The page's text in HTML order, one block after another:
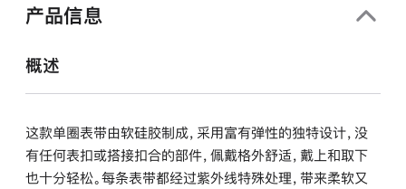
产品信息
概述
这款单圈表带由软硅胶制成，采用富有弹性的独特设计，没
有任何表扣或搭接扣合的部件，佩戴格外舒适，戴上和取下
也十分轻松。每条表带都经过紫外线特殊处理，带来柔软又